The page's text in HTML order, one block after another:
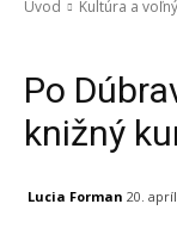
Úvod Kultúra a
Po
knižný
Lucia Forman 20.